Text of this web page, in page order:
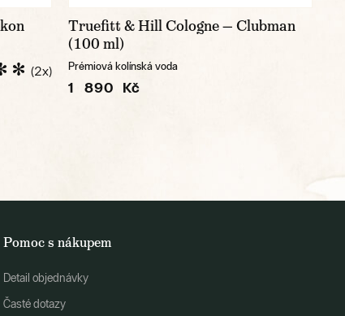
(2x)
Truefitt & Hill Cologne — Clubman
(100 ml)
Prémiová kolínská voda
1 890 Kč
Pomoc s nákupem
Detail objednávky
Časté dotazy